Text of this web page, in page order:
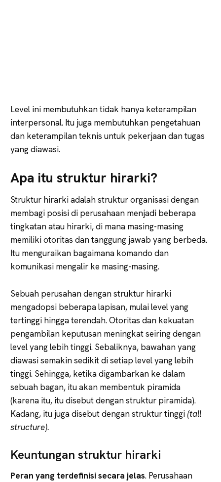
Level ini membutuhkan tidak hanya keterampilan
interpersonal. Itu juga membutuhkan pengetahuan
dan keterampilan teknis untuk pekerjaan dan tugas
yang diawasi.
Apa itu struktur hirarki?
Struktur hirarki adalah struktur organisasi dengan
membagi posisi di perusahaan menjadi beberapa
tingkatan atau hirarki, di mana masing-masing
memiliki otoritas dan tanggung jawab yang berbeda.
Itu menguraikan bagaimana komando dan
komunikasi mengalir ke masing-masing.
Sebuah perusahan dengan struktur hirarki
mengadopsi beberapa lapisan, mulai level yang
tertinggi hingga terendah. Otoritas dan kekuatan
pengambilan keputusan meningkat seiring dengan
level yang lebih tinggi. Sebaliknya, bawahan yang
diawasi semakin sedikit di setiap level yang lebih
tinggi. Sehingga, ketika digambarkan ke dalam
sebuah bagan, itu akan membentuk piramida
(karena itu, itu disebut dengan struktur piramida).
Kadang, itu juga disebut dengan struktur tinggi (tall
structure).
Keuntungan struktur hirarki
Peran yang terdefinisi secara jelas. Perusahaan